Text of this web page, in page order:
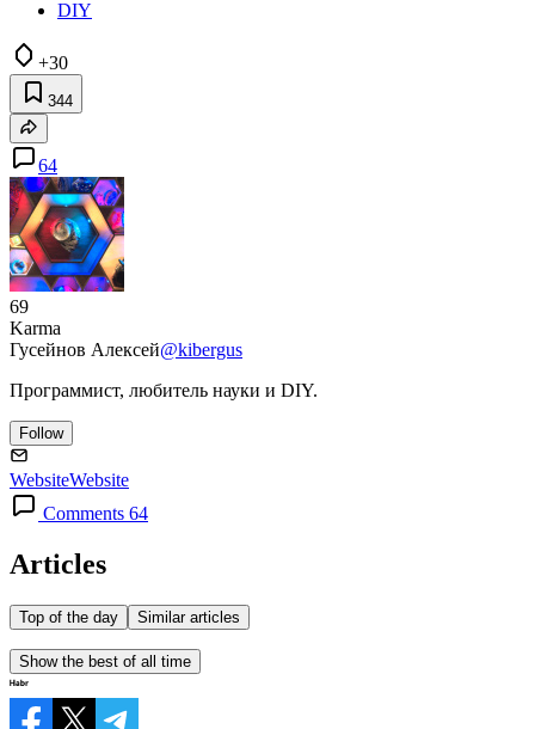
DIY
+30
344
64
69
Karma
Гусейнов Алексей@kibergus
Программист, любитель науки и DIY.
Follow
WebsiteWebsite
Comments 64
Articles
Top of the day Similar articles
Show the best of all time